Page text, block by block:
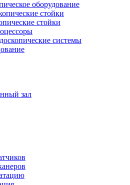
оборудование
стойки
стойки
системы
зал